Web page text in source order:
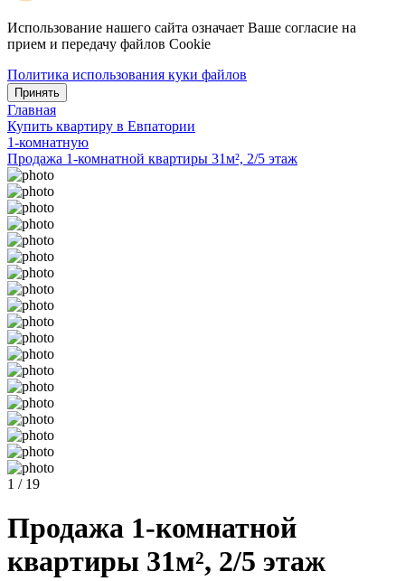
Использование нашего сайта означает Ваше согласие на
прием и передачу файлов Cookie
Политика использования куки файлов
Принять
Главная
Купить квартиру в Евпатории
1-комнатную
Продажа 1-комнатной квартиры 31м², 2/5 этаж
1 / 19
Продажа 1-комнатной
квартиры 31м², 2/5 этаж